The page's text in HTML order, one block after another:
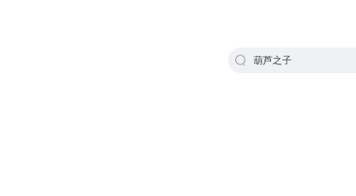
葫芦之子